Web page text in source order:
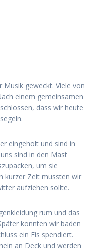
geweckt. Viele von
einem gemeinsamen
dass wir heute
eingeholt und sind in
sind in den Mast
um sie
kurzer Zeit mussten wir
aufziehen sollte.
rum und das
konnten wir baden
ein Eis spendiert.
an Deck und werden